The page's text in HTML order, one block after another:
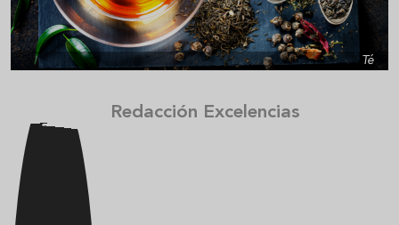
Té
Redacción Excelencias